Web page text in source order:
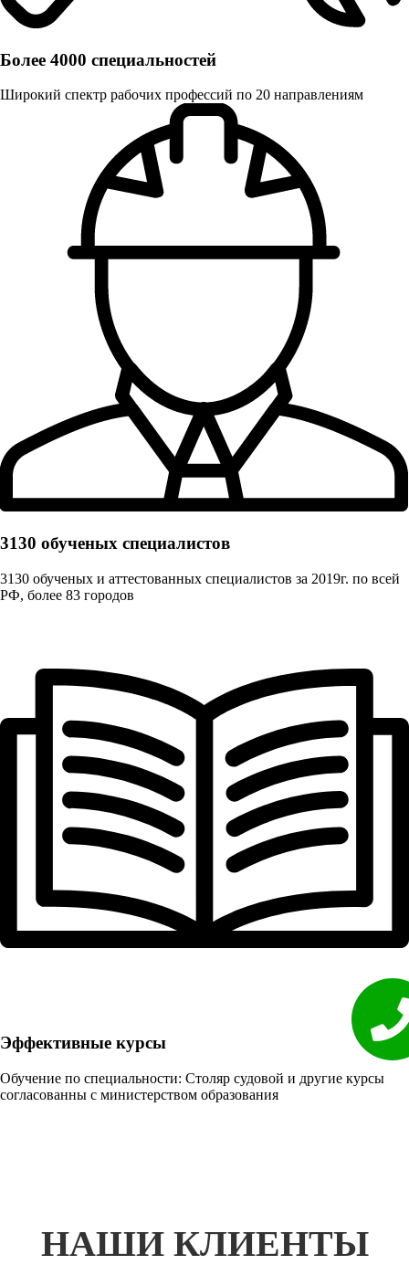
Более 4000 специальностей
Широкий спектр рабочих профессий по 20 направлениям
3130 обученых cпециалистов
3130 обученых и аттестованных специалистов за 2019г. по всей
РФ, более 83 городов
Эффективные курсы
Обучение по специальности: Столяр судовой и другие курсы
согласованны с министерством образования
НАШИ КЛИЕНТЫ